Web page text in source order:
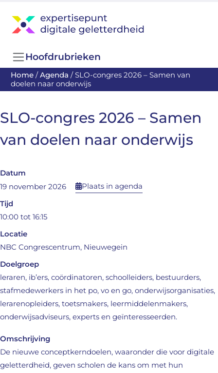
Hoofdrubrieken
Home /Agenda /SLO-congres 2026 – Samen van
doelen naar onderwijs
SLO-congres 2026 – Samen
van doelen naar onderwijs
Datum
19 november 2026
Plaats in agenda
Tijd
10:00 tot 16:15
Locatie
NBC Congrescentrum, Nieuwegein
Doelgroep
leraren, ib’ers, coördinatoren, schoolleiders, bestuurders,
stafmedewerkers in het po, vo en go, onderwijsorganisaties,
lerarenopleiders, toetsmakers, leermiddelenmakers,
onderwijsadviseurs, experts en geïnteresseerden.
Omschrijving
De nieuwe conceptkerndoelen, waaronder die voor digitale
geletterdheid, geven scholen de kans om met hun